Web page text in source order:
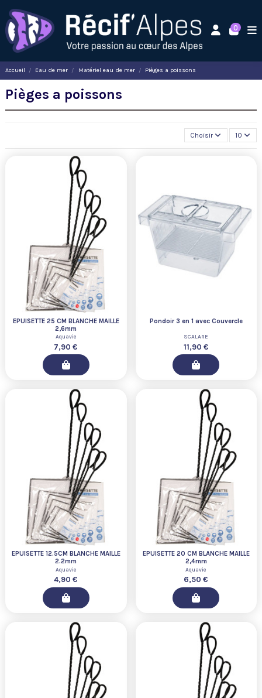
0
Accueil Eau de mer Matériel eau de mer Pièges a poissons
Pièges a poissons
Choisir 10
EPUISETTE 25 CM BLANCHE MAILLE
2,6mm
Aquavie
7,90 €
Pondoir 3 en 1 avec Couvercle
SCALARE
11,90 €
EPUISETTE 12.5CM BLANCHE MAILLE
2.2mm
Aquavie
4,90 €
EPUISETTE 20 CM BLANCHE MAILLE
2,4mm
Aquavie
6,50 €